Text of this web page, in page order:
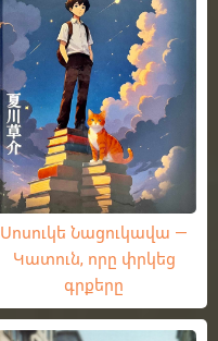
Սոսուկե Նացուկավա —
Կատուն, որը փրկեց
գրքերը